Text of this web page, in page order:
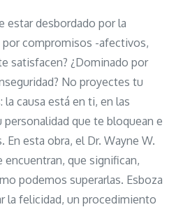
estar desbordado por la
por compromisos -afectivos,
satisfacen? ¿Dominado por
No proyectes tu
causa está en ti, en las
personalidad que te bloquean e
En esta obra, el Dr. Wayne W.
encuentran, que significan,
podemos superarlas. Esboza
la felicidad, un procedimiento